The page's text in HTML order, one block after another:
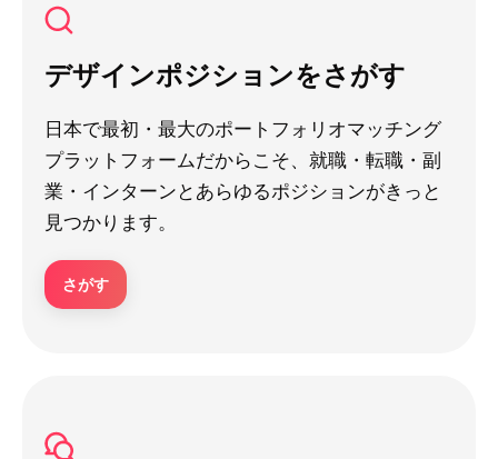
デザインポジションをさがす
日本で最初・最大のポートフォリオマッチング
プラットフォームだからこそ、就職・転職・副
業・インターンとあらゆるポジションがきっと
見つかります。
さがす